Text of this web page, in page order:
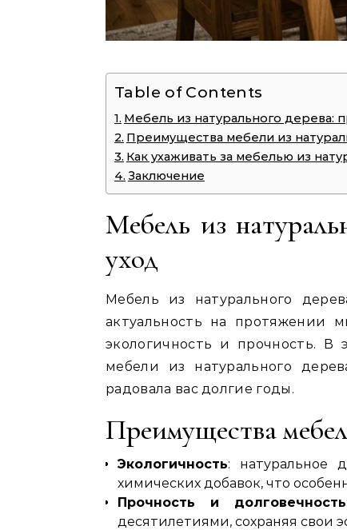
Table of Contents
Мебель из натурального дерева:
Преимущества мебели из
Как ухаживать за мебелью из
Заключение
Мебель из
уход
Мебель из натурального
актуальность на протяжении
экологичность и прочность.
мебели из натурального
радовала вас долгие годы.
Преимущества
Экологичность: натуральное
химических добавок, что
Прочность и долговечность
десятилетиями, сохраняя свои